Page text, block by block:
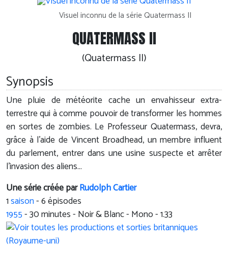
Visuel inconnu de la série Quatermass II
QUATERMASS II
(Quatermass II)
Synopsis
Une pluie de météorite cache un envahisseur extra-
terrestre qui à comme pouvoir de transformer les hommes
en sortes de zombies. Le Professeur Quatermass, devra,
grâce à l'aide de Vincent Broadhead, un membre influent
du parlement, entrer dans une usine suspecte et arrêter
l'invasion des aliens...
Une série créée parRudolph Cartier
1saison- 6 épisodes
1955-30minutes - Noir & Blanc - Mono - 1.33